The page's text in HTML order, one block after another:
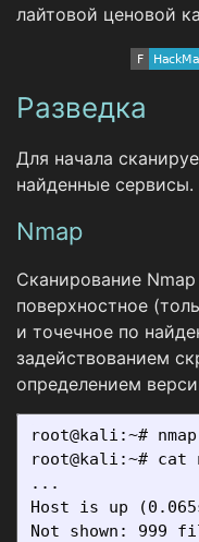
лайтовой ценовой
Разведка
Для начала
найденные сервисы.
Nmap
Сканирование
поверхностное
и точечное по
задействованием
определением
root@kali:~#
root@kali:~# cat
...
Host is up
Not shown: 999